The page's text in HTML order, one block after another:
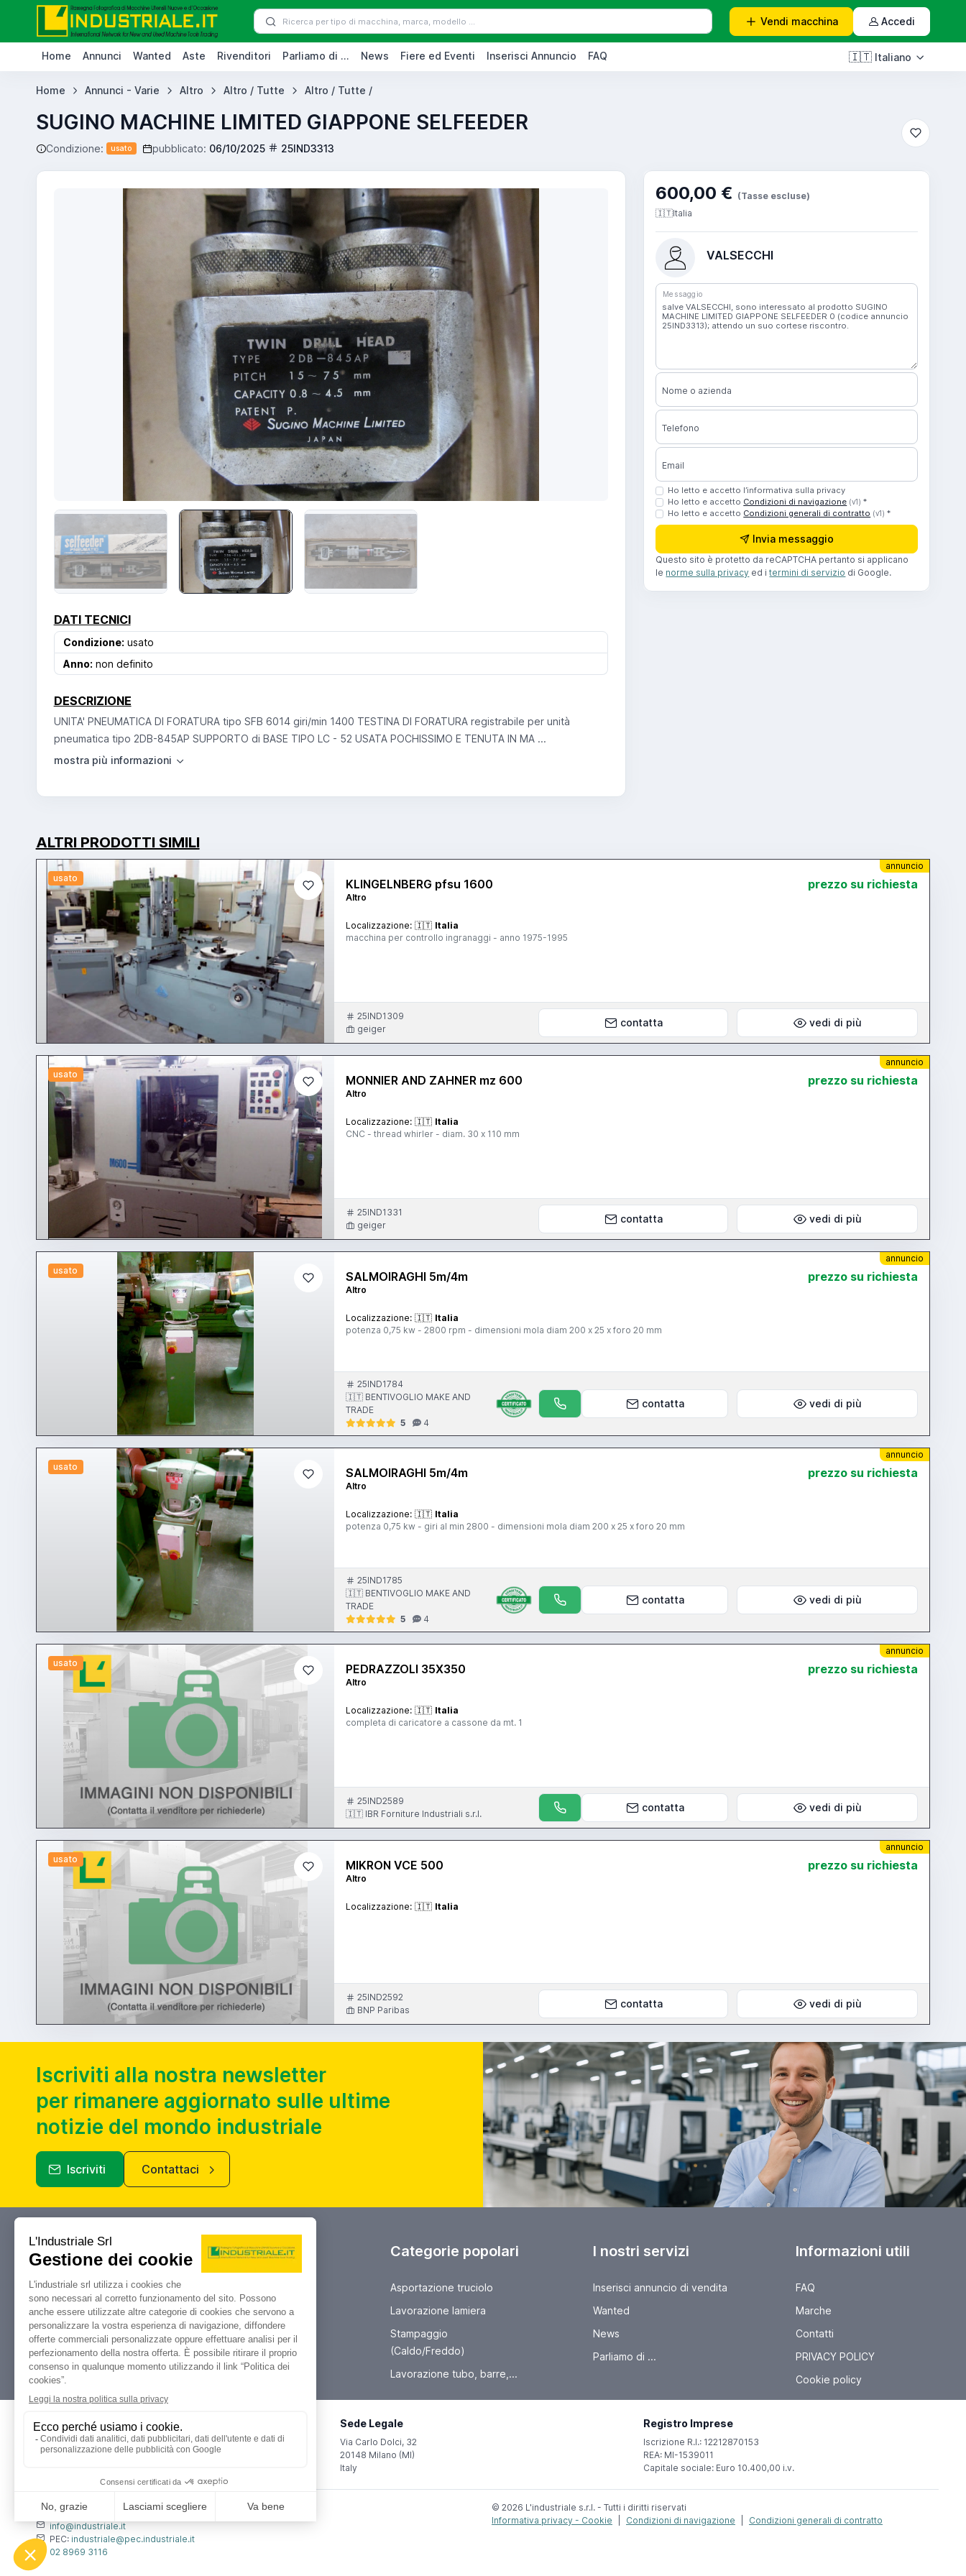
Vendi macchina Accedi
Home Annunci Wanted Aste Rivenditori Parliamo di ... News Fiere ed Eventi Inserisci Annuncio FAQ 🇮🇹 Italiano
Home Annunci - Varie Altro Altro / Tutte Altro / Tutte /
SUGINO MACHINE LIMITED GIAPPONE SELFEEDER
Condizione: usato pubblicato: 06/10/2025 25IND3313
DATI TECNICI
Condizione: usato
Anno: non definito
DESCRIZIONE
UNITA' PNEUMATICA DI FORATURA tipo SFB 6014 giri/min 1400 TESTINA DI FORATURA registrabile per unità
pneumatica tipo 2DB-845AP SUPPORTO di BASE TIPO LC - 52 USATA POCHISSIMO E TENUTA IN MA ...
600,00 € (Tasse escluse)
🇮🇹Italia
VALSECCHI
Messaggio
Nome o azienda
Telefono
Email
Ho letto e accetto l’informativa sulla privacy
Ho letto e accetto Condizioni di navigazione (v1) *
Ho letto e accetto Condizioni generali di contratto (v1) *
Invia messaggio
Questo sito è protetto da reCAPTCHA pertanto si applicano
le norme sulla privacy ed itermini di servizio di Google.
ALTRI PRODOTTI SIMILI
usato
annuncio
KLINGELNBERG pfsu 1600
Altro
prezzo su richiesta
Localizzazione: 🇮🇹 Italia
macchina per controllo ingranaggi - anno 1975-1995
25IND1309
geiger
contatta vedi di più
usato
annuncio
MONNIER AND ZAHNER mz 600
Altro
prezzo su richiesta
Localizzazione: 🇮🇹 Italia
CNC - thread whirler - diam. 30 x 110 mm
25IND1331
geiger
contatta vedi di più
usato
annuncio
SALMOIRAGHI 5m/4m
Altro
prezzo su richiesta
Localizzazione: 🇮🇹 Italia
potenza 0,75 kw - 2800 rpm - dimensioni mola diam 200 x 25 x foro 20 mm
25IND1784
🇮🇹 BENTIVOGLIO MAKE AND
TRADE
5
4
contatta vedi di più
usato
annuncio
SALMOIRAGHI 5m/4m
Altro
prezzo su richiesta
Localizzazione: 🇮🇹 Italia
potenza 0,75 kw - giri al min 2800 - dimensioni mola diam 200 x 25 x foro 20 mm
25IND1785
🇮🇹 BENTIVOGLIO MAKE AND
TRADE
5
4
contatta vedi di più
usato
annuncio
PEDRAZZOLI 35X350
Altro
prezzo su richiesta
Localizzazione: 🇮🇹 Italia
completa di caricatore a cassone da mt. 1
25IND2589
🇮🇹 IBR Forniture Industriali s.r.l.
contatta vedi di più
usato
annuncio
MIKRON VCE 500
Altro
prezzo su richiesta
Localizzazione: 🇮🇹 Italia
25IND2592
BNP Paribas
contatta vedi di più
Iscriviti alla nostra newsletter
per rimanere aggiornato sulle ultime
notizie del mondo industriale
Iscriviti Contattaci
Industriale.it
Il tuo portale di riferimento per
compravendita, aste e liquidazioni di
macchine utensili e macchinari
industriali.
Categorie popolari
Asportazione truciolo
Lavorazione lamiera
Stampaggio
(Caldo/Freddo)
Lavorazione tubo, barre,...
I nostri servizi
Inserisci annuncio di vendita
Wanted
News
Parliamo di ...
Informazioni utili
FAQ
Marche
Contatti
PRIVACY POLICY
Cookie policy
Dati Legali
L'industriale s.r.l.
P. IVA: 12212870153
Sede Legale
Via Carlo Dolci, 32
20148 Milano (MI)
Italy
Registro Imprese
Iscrizione R.I.: 12212870153
REA: MI-1539011
Capitale sociale: Euro 10.400,00 i.v.
Contatti
info@industriale.it
PEC: industriale@pec.industriale.it
02 8969 3116
© 2026 L'industriale s.r.l. - Tutti i diritti riservati
Informativa privacy - Cookie
Condizioni di navigazione Condizioni generali di contratto